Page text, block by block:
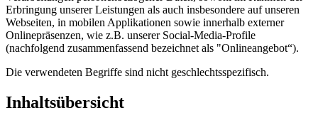
Erbringung unserer Leistungen als auch insbesondere auf unseren
Webseiten, in mobilen Applikationen sowie innerhalb externer
Onlinepräsenzen, wie z.B. unserer Social-Media-Profile
(nachfolgend zusammenfassend bezeichnet als "Onlineangebot“).
Die verwendeten Begriffe sind nicht geschlechtsspezifisch.
Inhaltsübersicht